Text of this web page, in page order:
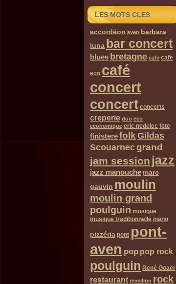
LES MOTS CLES
accordéon aven barbara
luna bar concert
blues bretagne cafe cafe
eco café
concert
concert concerts
creperie duo eco
economique eric nedelec fete
finisterefolk Gildas
Scouarnecgrand
jam session jazz
jazz manouche marc
gauvin moulin
moulin grand
poulguin musique
musique traditionnelle piano
pizzéria pont pont-
aven pop pop rock
poulguin René Goaër
restaurant reveillon rock